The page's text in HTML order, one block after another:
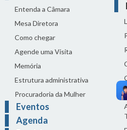
Entenda a Câmara
Mesa Diretora
Como chegar
Agende uma Visita
Memória
Estrutura administrativa
Procuradoria da Mulher
Eventos
Agenda